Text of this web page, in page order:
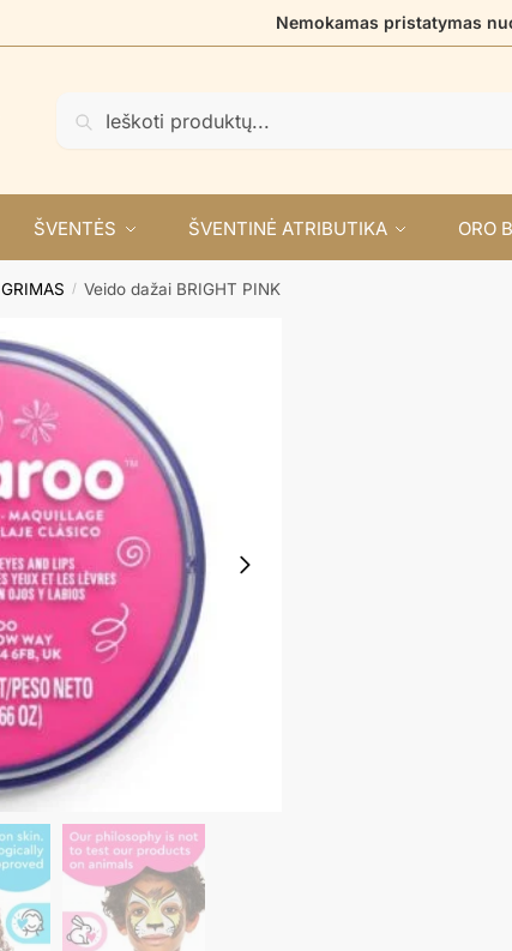
Nemokamas pristatymas
ŠVENTĖS ŠVENTINĖ ATRIBUTIKA ORO
GRIMAS / Veido dažai BRIGHT PINK